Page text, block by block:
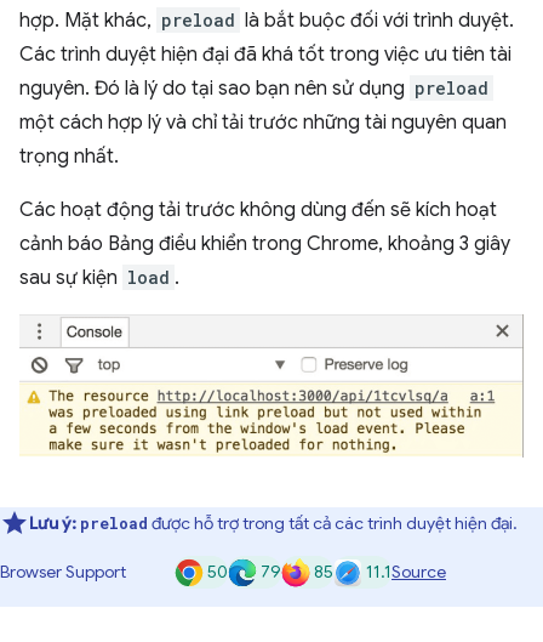
hợp. Mặt khác, preload là bắt buộc đối với trình duyệt.
Các trình duyệt hiện đại đã khá tốt trong việc ưu tiên tài
nguyên. Đó là lý do tại sao bạn nên sử dụng preload
một cách hợp lý và chỉ tải trước những tài nguyên quan
trọng nhất.
Các hoạt động tải trước không dùng đến sẽ kích hoạt
cảnh báo Bảng điều khiển trong Chrome, khoảng 3 giây
sau sự kiện load .
Lưu ý: preload được hỗ trợ trong tất cả các trình duyệt hiện đại.
Browser Support 50 79 85 11.1Source